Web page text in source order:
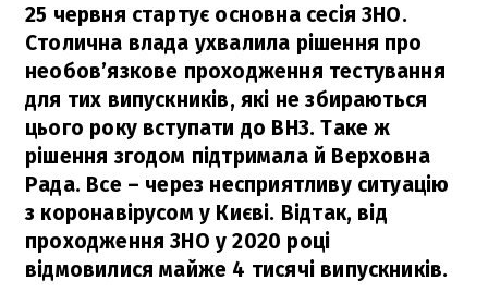
25 червня стартує основна сесія ЗНО.
Столична влада ухвалила рішення про
необов’язкове проходження тестування
для тих випускників, які не збираються
цього року вступати до ВНЗ. Таке ж
рішення згодом підтримала й Верховна
Рада. Все – через несприятливу ситуацію
з коронавірусом у Києві. Відтак, від
проходження ЗНО у 2020 році
відмовилися майже 4 тисячі випускників.